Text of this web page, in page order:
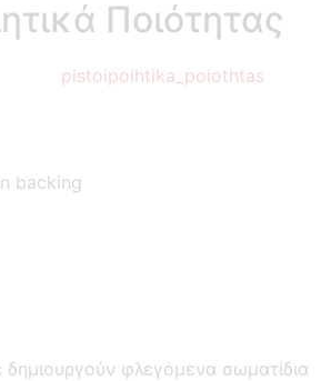
Ποιότητας
backing
φλεγόμενα σωματίδια